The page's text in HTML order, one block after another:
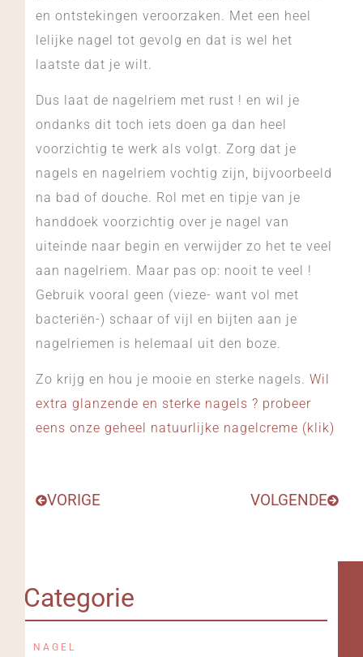
en ontstekingen veroorzaken. Met een heel
lelijke nagel tot gevolg en dat is wel het
laatste dat je wilt.
Dus laat de nagelriem met rust ! en wil je
ondanks dit toch iets doen ga dan heel
voorzichtig te werk als volgt. Zorg dat je
nagels en nagelriem vochtig zijn, bijvoorbeeld
na bad of douche. Rol met en tipje van je
handdoek voorzichtig over je nagel van
uiteinde naar begin en verwijder zo het te veel
aan nagelriem. Maar pas op: nooit te veel !
Gebruik vooral geen (vieze- want vol met
bacteriën-) schaar of vijl en bijten aan je
nagelriemen is helemaal uit den boze.
Zo krijg en hou je mooie en sterke nagels. Wil
extra glanzende en sterke nagels ? probeer
eens onze geheel natuurlijke nagelcreme (klik)
VORIGE VOLGENDE
Categorie
NAGEL